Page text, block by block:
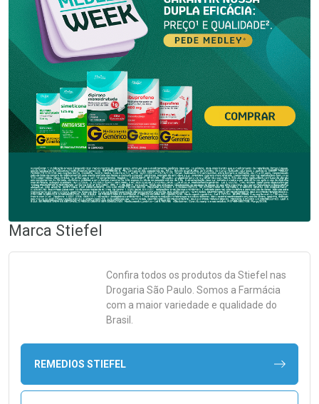
Marca Stiefel
Confira todos os produtos da Stiefel nas
Drogaria São Paulo. Somos a Farmácia
com a maior variedade e qualidade do
Brasil.
REMEDIOS STIEFEL